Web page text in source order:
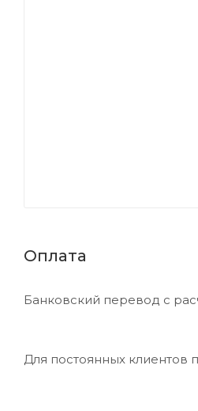
Оплата
Банковский перевод с
Для постоянных клиентов